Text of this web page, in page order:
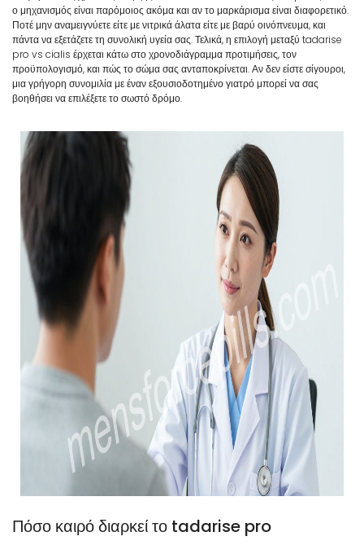
ο μηχανισμός είναι παρόμοιος ακόμα και αν το μαρκάρισμα είναι διαφορετικό.
Ποτέ μην αναμειγνύετε είτε με νιτρικά άλατα είτε με βαρύ οινόπνευμα, και
πάντα να εξετάζετε τη συνολική υγεία σας. Τελικά, η επιλογή μεταξύ tadarise
pro vs cialis έρχεται κάτω στο χρονοδιάγραμμα προτιμήσεις, τον
προϋπολογισμό, και πώς το σώμα σας ανταποκρίνεται. Αν δεν είστε σίγουροι,
μια γρήγορη συνομιλία με έναν εξουσιοδοτημένο γιατρό μπορεί να σας
βοηθήσει να επιλέξετε το σωστό δρόμο.
Πόσο καιρό διαρκεί το tadarise pro